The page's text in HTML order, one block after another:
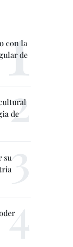
con la
de
de
su